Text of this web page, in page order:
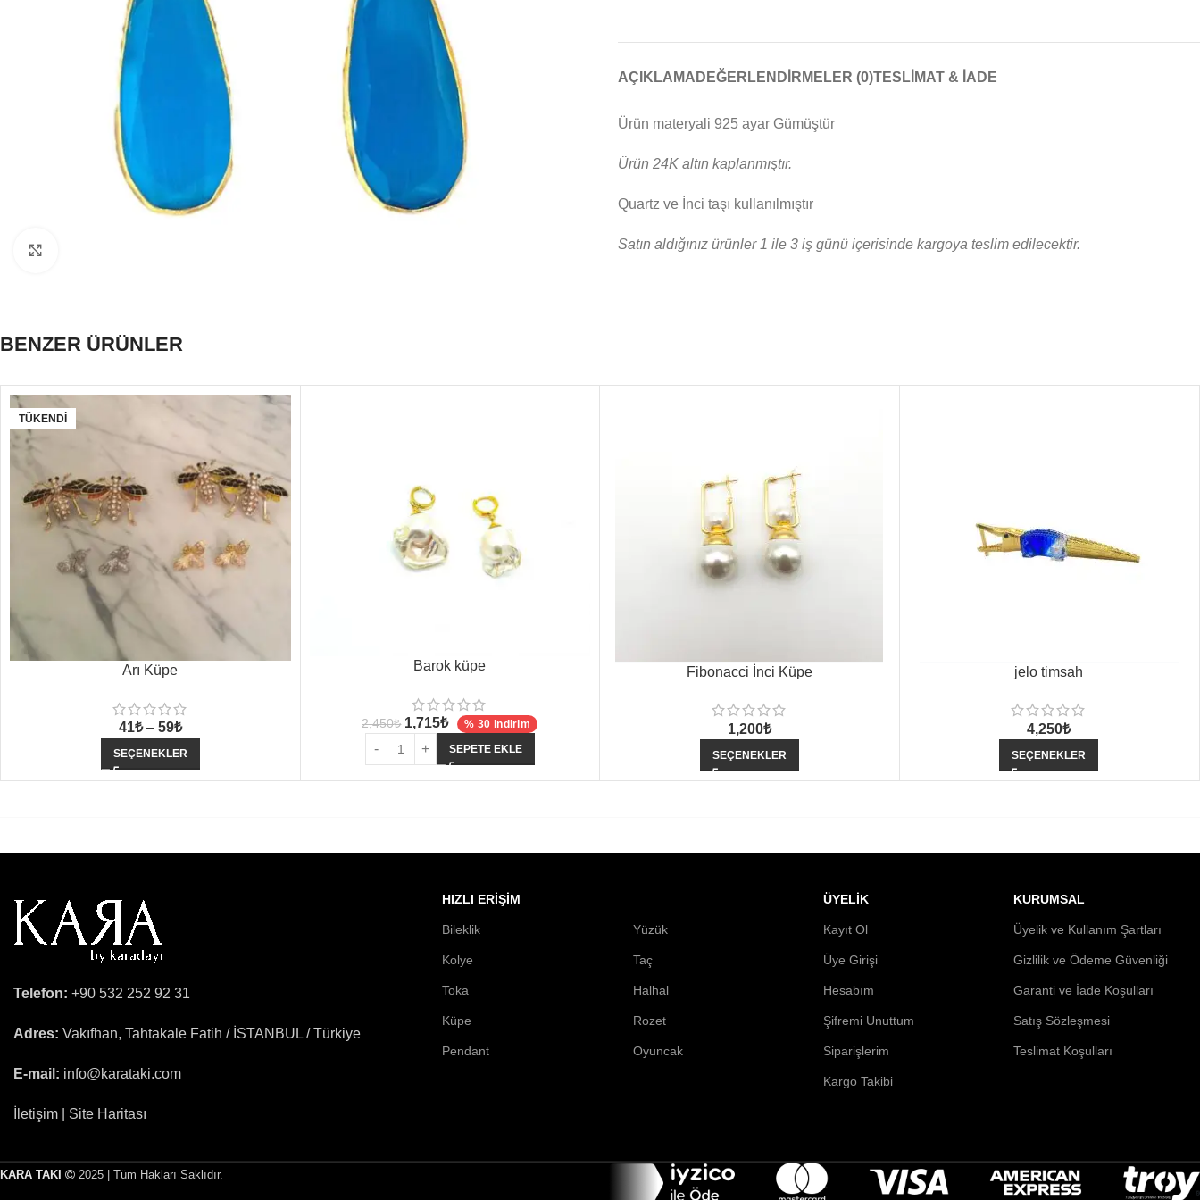
AÇIKLAMA DEĞERLENDIRMELER (0)TESLIMAT & İADE
Ürün materyali 925 ayar Gümüştür
Ürün 24K altın kaplanmıştır.
Quartz ve İnci taşı kullanılmıştır
Satın aldığınız ürünler 1 ile 3 iş günü içerisinde kargoya teslim edilecektir.
BENZER ÜRÜNLER
TÜKENDI
Arı Küpe
41₺ – 59₺
SEÇENEKLER
Barok küpe
2,450₺ 1,715₺ % 30 indirim
SEPETE EKLE
Fibonacci İnci Küpe
1,200₺
SEÇENEKLER
jelo timsah
4,250₺
SEÇENEKLER
Telefon: +90 532 252 92 31
Adres: Vakıfhan, Tahtakale Fatih / İSTANBUL / Türkiye
E-mail: info@karataki.com
İletişim | Site Haritası
HIZLI ERIŞIM
Bileklik
Kolye
Toka
Küpe
Pendant
Yüzük
Taç
Halhal
Rozet
Oyuncak
ÜYELİK
Kayıt Ol
Üye Girişi
Hesabım
Şifremi Unuttum
Siparişlerim
Kargo Takibi
KURUMSAL
Üyelik ve Kullanım Şartları
Gizlilik ve Ödeme Güvenliği
Garanti ve İade Koşulları
Satış Sözleşmesi
Teslimat Koşulları
KARA TAKI 2025 | Tüm Hakları Saklıdır.